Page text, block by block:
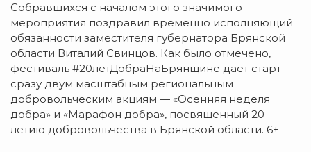
Собравшихся с началом этого значимого
мероприятия поздравил временно исполняющий
обязанности заместителя губернатора Брянской
области Виталий Свинцов. Как было отмечено,
фестиваль #20летДобраНаБрянщине дает старт
сразу двум масштабным региональным
добровольческим акциям — «Осенняя неделя
добра» и «Марафон добра», посвященный 20-
летию добровольчества в Брянской области. 6+